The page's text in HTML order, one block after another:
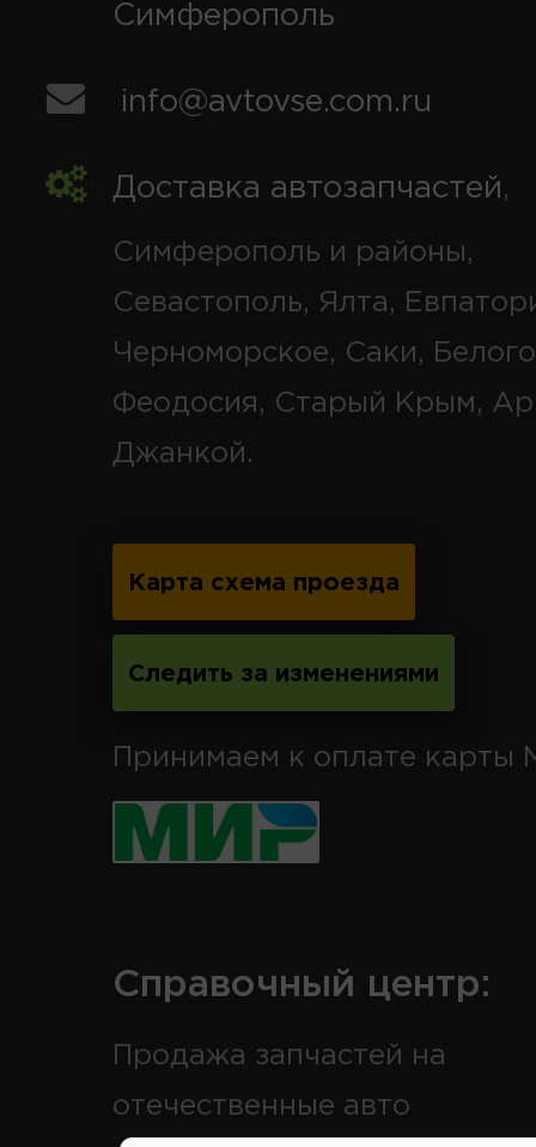
Симферополь
info@avtovse.com.ru
Доставка автозапчастей,
Симферополь и районы,
Севастополь, Ялта,
Черноморское, Саки,
Феодосия, Старый Крым,
Джанкой.
Карта схема проезда
Следить за изменениями
Принимаем к оплате карты
Справочный центр:
Продажа запчастей на
отечественные авто